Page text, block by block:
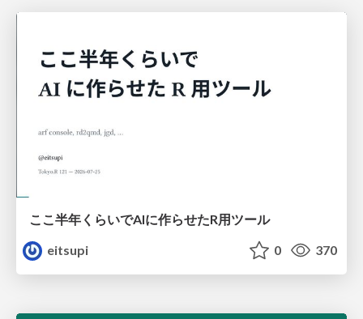
ここ半年くらいでAIに作らせたR用ツール
eitsupi
0 370